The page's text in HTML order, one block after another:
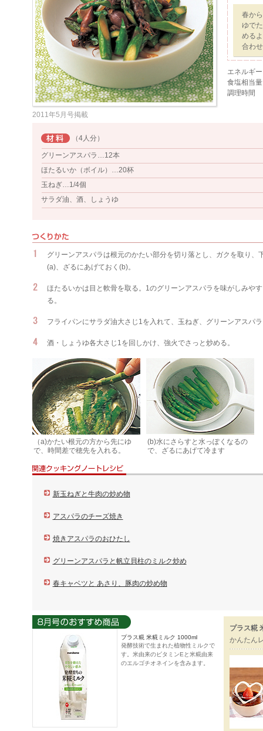
2011年5月号掲載
春か
ゆで
める
合わ
エネルギー
食塩相当量
調理時間
（4人分）
グリーンアスパラ…12本
ほたるいか（ボイル）…20杯
玉ねぎ…1/4個
サラダ油、酒、しょうゆ
グリーンアスパラは根元のかたい部分を切り落とし、ガクを取り
(a)、ざるにあげておく(b)。
ほたるいかは目と軟骨を取る。1のグリーンアスパラを味がしみや
る。
フライパンにサラダ油大さじ1を入れて、玉ねぎ、グリーンアスパ
酒・しょうゆ各大さじ1を回しかけ、強火でさっと炒める。
（a)かたい根元の方から先にゆ
で、時間差で穂先を入れる。
(b)水にさらすと水っぽくなるの
で、ざるにあげて冷ます
新玉ねぎと牛肉の炒め物
アスパラのチーズ焼き
焼きアスパラのおひたし
グリーンアスパラと帆立貝柱のミルク炒め
春キャベツと あさり、豚肉の炒め物
プラス糀 米糀ミルク 1000ml
発酵技術で生まれた植物性ミルクで
す。米由来のビタミンEと米糀由来
のエルゴチオネインを含みます。
プラス糀
かんたん